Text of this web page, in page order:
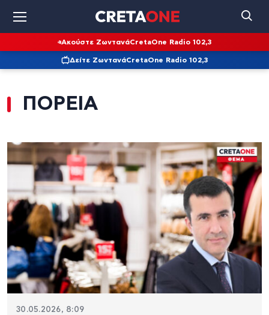
Ακούστε ΖωντανάCretaOne Radio 102,3
Δείτε ΖωντανάCretaOne Radio 102,3
ΠΟΡΕΙΑ
30.05.2026, 8:09